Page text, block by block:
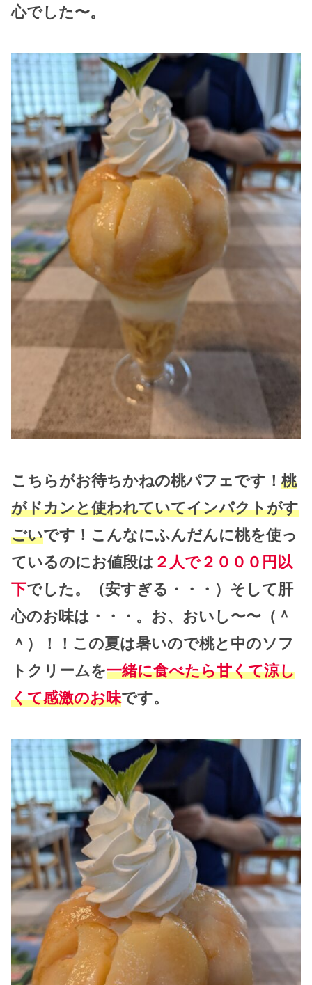
心でした〜。
こちらがお待ちかねの桃パフェです！ 桃
がドカンと使われていてインパクトがす
ごいです！こんなにふんだんに桃を使っ
ているのにお値段は ２人で２０００円以
下でした。（安すぎる・・・）そして肝
心のお味は・・・。お、おいし〜〜（＾
＾）！！この夏は暑いので桃と中のソフ
トクリームを一緒に食べたら甘くて涼し
くて感激のお味です。